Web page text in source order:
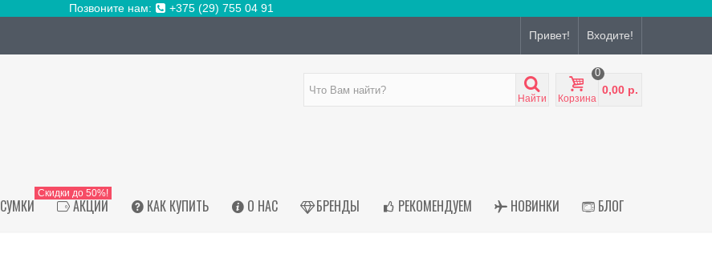
Позвоните нам: +375 (29) 755 04 91
Привет! Входите!
Найти Корзина
0
0,00 р.
СУМКИ АКЦИИ
Скидки до 50%!
КАК КУПИТЬ О НАС БРЕНДЫ РЕКОМЕНДУЕМ НОВИНКИ БЛОГ